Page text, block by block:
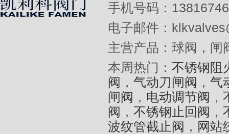
手机号码：
电子邮件：
主营产品：球阀，闸
本周热门： 不锈钢阻
阀 ， 气动刀闸阀 ， 气
闸阀 ， 电动调节阀 ，
阀 ， 不锈钢止回阀 ，
波纹管截止阀 ， 网站